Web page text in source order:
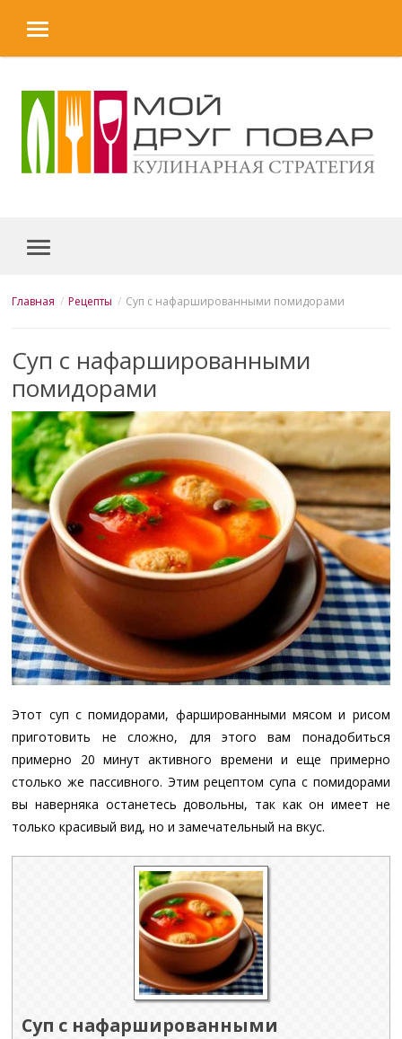
MENU
MENU
Главная Рецепты Суп с нафаршированными помидорами
Суп с нафаршированными
помидорами
Этот суп с помидорами, фаршированными мясом и рисом
приготовить не сложно, для этого вам понадобиться
примерно 20 минут активного времени и еще примерно
столько же пассивного. Этим рецептом супа с помидорами
вы наверняка останетесь довольны, так как он имеет не
только красивый вид, но и замечательный на вкус.
Суп с нафаршированными